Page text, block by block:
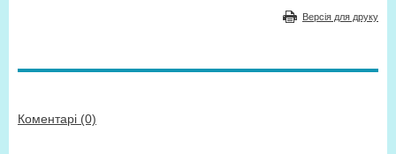
Версія для друку
Коментарі (0)